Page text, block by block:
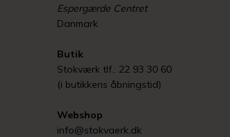
Espergærde Centret
Danmark
Butik
Stokværk tlf.: 22 93 30 60
(i butikkens åbningstid)
Webshop
info@stokvaerk.dk